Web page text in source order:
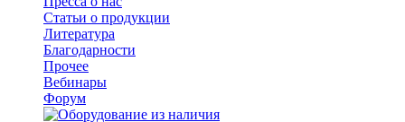
Статьи о продукции
Литература
Благодарности
Прочее
Вебинары
Форум